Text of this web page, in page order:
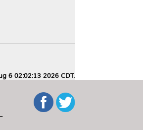
6 02:02:13 2026 CDT.